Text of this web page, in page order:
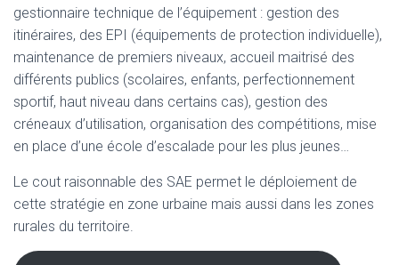
gestionnaire technique de l’équipement : gestion des
itinéraires, des EPI (équipements de protection individuelle),
maintenance de premiers niveaux, accueil maitrisé des
différents publics (scolaires, enfants, perfectionnement
sportif, haut niveau dans certains cas), gestion des
créneaux d’utilisation, organisation des compétitions, mise
en place d’une école d’escalade pour les plus jeunes…
Le cout raisonnable des SAE permet le déploiement de
cette stratégie en zone urbaine mais aussi dans les zones
rurales du territoire.